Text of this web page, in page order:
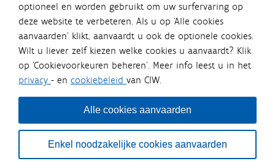
optioneel en worden gebruikt om uw surfervaring op
deze website te verbeteren. Als u op ‘Alle cookies
aanvaarden’ klikt, aanvaardt u ook de optionele cookies.
Wilt u liever zelf kiezen welke cookies u aanvaardt? Klik
op ‘Cookievoorkeuren beheren’. Meer info leest u in het
privacy - en cookiebeleid van CIW.
Alle cookies aanvaarden
Enkel noodzakelijke cookies aanvaarden
Integraalwaterbeleid.be is een
officiële website van de Vlaamse
overheid
uitgegeven door Coördinatiecommissie Integraal
Waterbeleid
De Coördinatiecommissie Integraal Waterbeleid (CIW) is een
bestuursniveaus die bij het waterbeleid betrokken zijn. Ook
waterbedrijven nemen deel aan het overleg. Deze
samenwerking zorgt voor een gecoördineerde en
geïntegreerde aanpak van het waterbeleid en waterbeheer
in Vlaanderen.